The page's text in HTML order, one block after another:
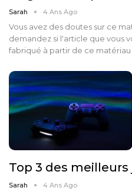
Sarah 4 Ans Ago
Vous avez des doutes sur ce
demandez si l'article que vous
fabriqué à partir de ce matériau
Top 3 des meilleurs
Sarah 4 Ans Ago